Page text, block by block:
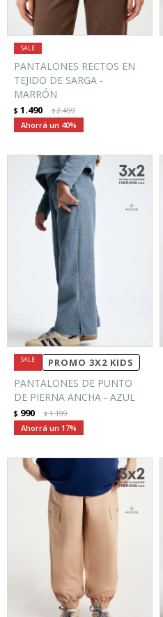
PANTALONES RECTOS EN
TEJIDO DE SARGA -
MARRÓN
$ 1.490 $2.499
40
PROMO 3X2 KIDS
PANTALONES DE PUNTO
DE PIERNA ANCHA - AZUL
$ 990 $1.199
17